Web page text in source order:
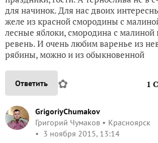
для начинок. Для нас двоих
желе из красной смородины с
лесные яблоки, смородина с малиной
ревень. И очень любим варенье из
рябины, можно и из обыкновенной
Ответить ✿ 1
GrigoriyChumakov
Григорий Чумаков
Красноярск
3 ноября 2015, 13:14